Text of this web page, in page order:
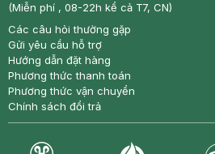
(Miễn phí , 08-22h kể cả T7, CN)
Các câu hỏi thường gặp
Gửi yêu cầu hỗ trợ
Hướng dẫn đặt hàng
Phương thức thanh toán
Phương thức vận chuyển
Chính sách đổi trả